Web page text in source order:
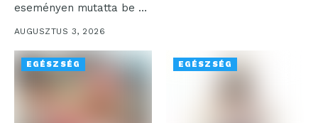
eseményen mutatta be a
AUGUSZTUS 3, 2026
EGÉSZSÉG EGÉSZSÉG